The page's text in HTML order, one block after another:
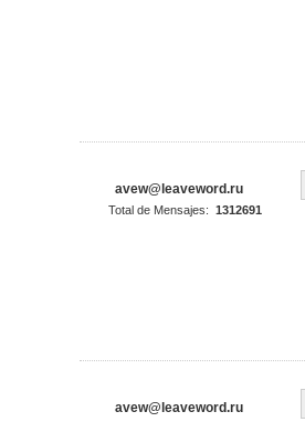
avew@leaveword.ru
Total de Mensajes: 1312691
avew@leaveword.ru